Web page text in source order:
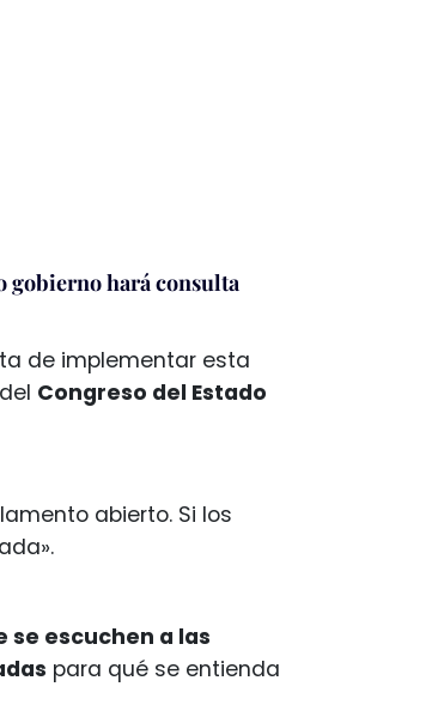
gobierno hará consulta
de implementar esta
Congreso del Estado
abierto. Si los
escuchen a las
para qué se entienda